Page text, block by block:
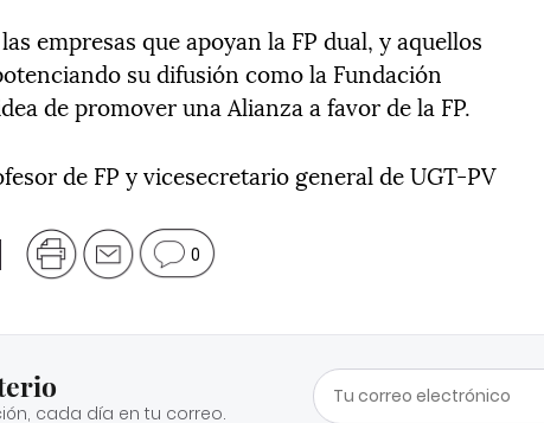
empresas que apoyan la FP dual, y aquellos
su difusión como la Fundación
de promover una Alianza a favor de la FP.
de FP y vicesecretario general de UGT-PV
0
cada día en tu correo.